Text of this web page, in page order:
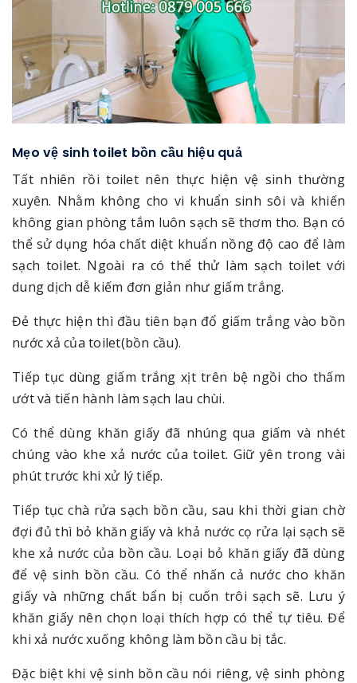
Mẹo vệ sinh toilet bồn cầu hiệu quả
Tất nhiên rồi toilet nên thực hiện vệ sinh thường
xuyên. Nhằm không cho vi khuẩn sinh sôi và khiến
không gian phòng tắm luôn sạch sẽ thơm tho. Bạn có
thể sử dụng hóa chất diệt khuẩn nồng độ cao để làm
sạch toilet. Ngoài ra có thể thử làm sạch toilet với
dung dịch dễ kiếm đơn giản như giấm trắng.
Đẻ thực hiện thì đầu tiên bạn đổ giấm trắng vào bồn
nước xả của toilet(bồn cầu).
Tiếp tục dùng giấm trắng xịt trên bệ ngồi cho thấm
ướt và tiến hành làm sạch lau chùi.
Có thể dùng khăn giấy đã nhúng qua giấm và nhét
chúng vào khe xả nước của toilet. Giữ yên trong vài
phút trước khi xử lý tiếp.
Tiếp tục chà rửa sạch bồn cầu, sau khi thời gian chờ
đợi đủ thì bỏ khăn giấy và khả nước cọ rửa lại sạch sẽ
khe xả nước của bồn cầu. Loại bỏ khăn giấy đã dùng
để vệ sinh bồn cầu. Có thể nhấn cả nước cho khăn
giấy và những chất bẩn bị cuốn trôi sạch sẽ. Lưu ý
khăn giấy nên chọn loại thích hợp có thể tự tiêu. Để
khi xả nước xuống không làm bồn cầu bị tắc.
Đặc biệt khi vệ sinh bồn cầu nói riêng, vệ sinh phòng